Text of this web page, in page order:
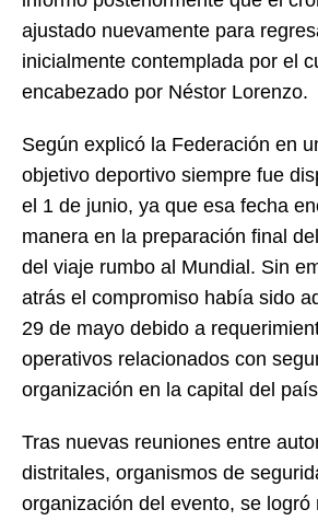
ajustado nuevamente para
inicialmente contemplada por el
encabezado por Néstor Lorenzo.
Según explicó la Federación en
objetivo deportivo siempre fue
el 1 de junio, ya que esa fecha
manera en la preparación final
del viaje rumbo al Mundial. Sin
atrás el compromiso había sido
29 de mayo debido a
operativos relacionados con
organización en la capital del
Tras nuevas reuniones entre
distritales, organismos de
organización del evento, se logró